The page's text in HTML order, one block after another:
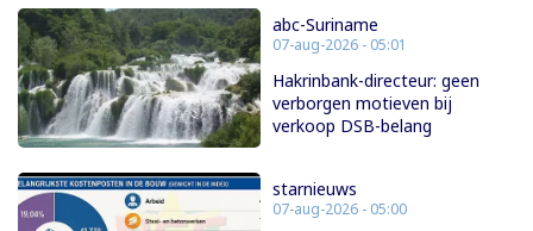
abc-Suriname
07-aug-2026 - 05:01
Hakrinbank-directeur: geen
verborgen motieven bij
verkoop DSB-belang
starnieuws
07-aug-2026 - 05:00